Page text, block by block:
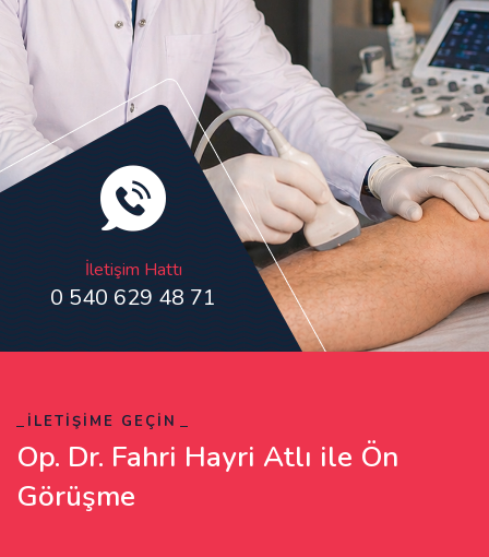
İletişim Hattı
0 540 629 48 71
İLETİŞİME GEÇİN
Op. Dr. Fahri Hayri Atlı ile Ön
Görüşme